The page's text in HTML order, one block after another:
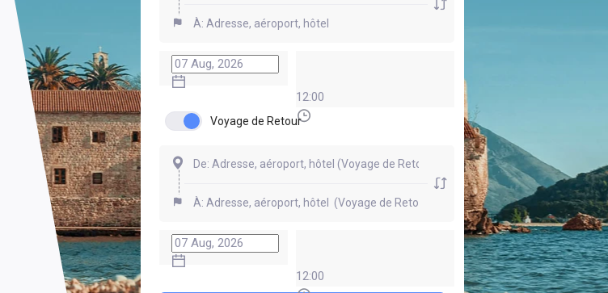
12:00
Voyage de Retour
12:00